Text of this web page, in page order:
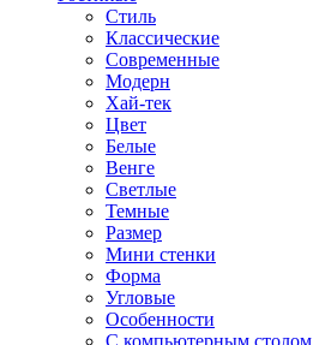
Стиль
Классические
Современные
Модерн
Хай-тек
Цвет
Белые
Венге
Светлые
Темные
Размер
Мини стенки
Форма
Угловые
Особенности
С компьютерным столом